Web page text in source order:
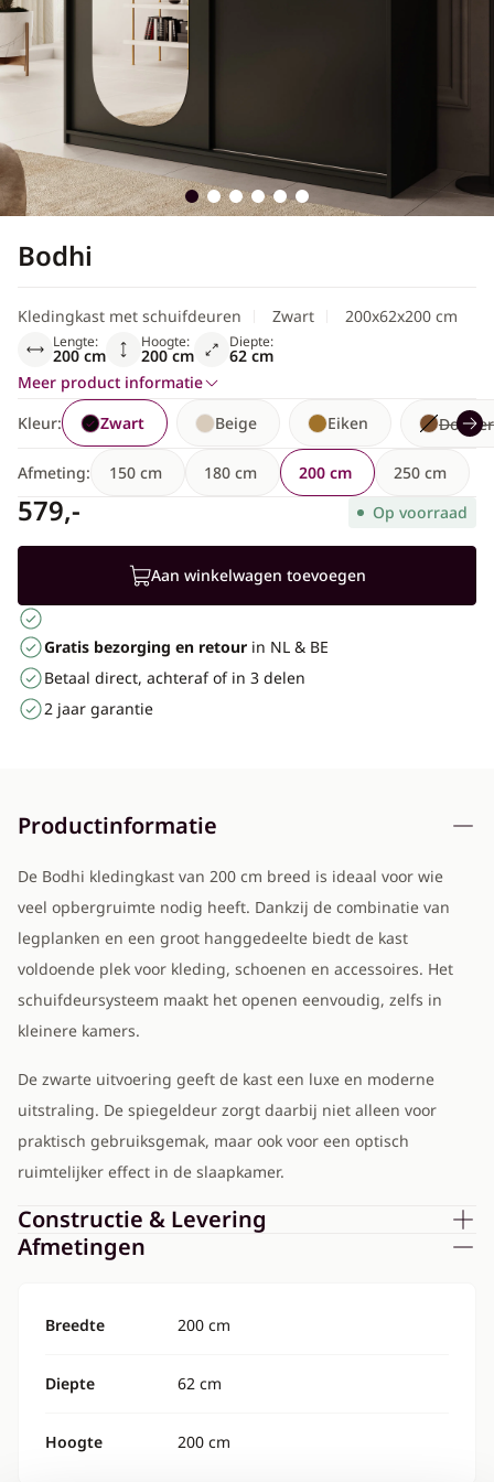
Scandinavisch
Bodhi
Kledingkast met schuifdeuren Zwart 200x62x200 cm
Lengte:
200 cm
Hoogte:
200 cm
Diepte:
62 cm
Meer product informatie
Kleur:
Beige Eiken
Zwart
Afmeting: 150 cm 180 cm 200 cm 250 cm
579,- Op voorraad
Aan winkelwagen toevoegen
Gratis bezorging en retour in NL & BE
Betaal direct, achteraf of in 3 delen
2 jaar garantie
Productinformatie
De Bodhi kledingkast van 200 cm breed is ideaal voor wie
veel opbergruimte nodig heeft. Dankzij de combinatie van
legplanken en een groot hanggedeelte biedt de kast
voldoende plek voor kleding, schoenen en accessoires. Het
schuifdeursysteem maakt het openen eenvoudig, zelfs in
kleinere kamers.
De zwarte uitvoering geeft de kast een luxe en moderne
uitstraling. De spiegeldeur zorgt daarbij niet alleen voor
praktisch gebruiksgemak, maar ook voor een optisch
ruimtelijker effect in de slaapkamer.
Constructie & Levering
Afmetingen
Breedte 200 cm
Diepte 62 cm
Hoogte 200 cm